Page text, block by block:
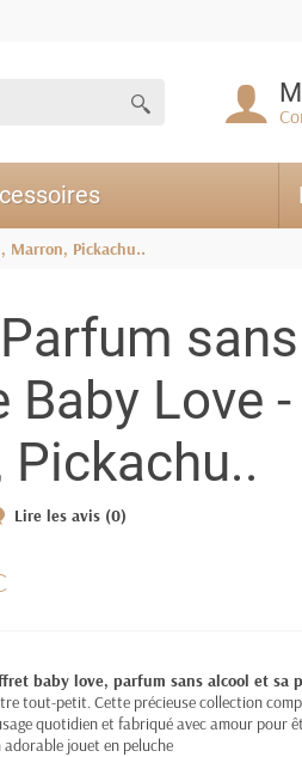
Marron, Pickachu..
Baby Love
Pickachu..
Lire les avis (0)
baby love, parfum sans alcool et sa
tout-petit. Cette précieuse collection
quotidien et fabriqué avec amour pour
jouet en peluche